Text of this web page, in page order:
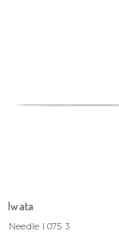
Iwata
Needle I 075 3